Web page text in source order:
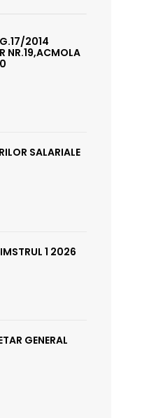
2014
NR.19,ACMOLA
SALARIALE
1 2026
GENERAL